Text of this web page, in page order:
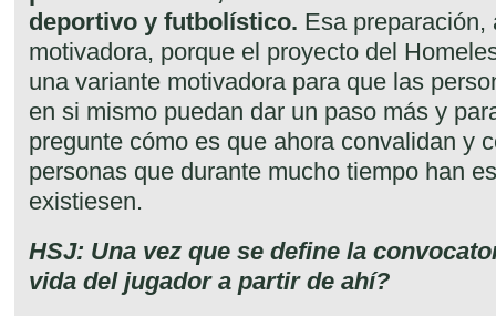
deportivo y futbolístico. Esa preparación,
motivadora, porque el proyecto del
una variante motivadora para que las
en si mismo puedan dar un paso más y
pregunte cómo es que ahora convalidan y
personas que durante mucho tiempo han
existiesen.
HSJ: Una vez que se define la
vida del jugador a partir de ahí?